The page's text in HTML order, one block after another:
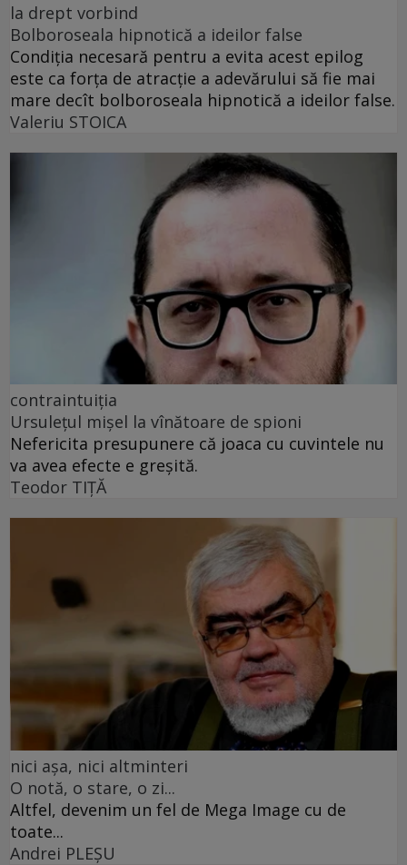
la drept vorbind
Bolboroseala hipnotică a ideilor false
Condiția necesară pentru a evita acest epilog
este ca forța de atracție a adevărului să fie mai
mare decît bolboroseala hipnotică a ideilor false.
Valeriu STOICA
contraintuiția
Ursulețul mișel la vînătoare de spioni
Nefericita presupunere că joaca cu cuvintele nu
va avea efecte e greșită.
Teodor TIŢĂ
nici așa, nici altminteri
O notă, o stare, o zi...
Altfel, devenim un fel de Mega Image cu de
toate...
Andrei PLEŞU